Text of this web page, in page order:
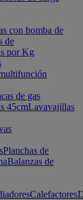
con bomba de
de
por Kg
de gas
45cmLavavajillas
Planchas de
Balanzas de
Calefactores